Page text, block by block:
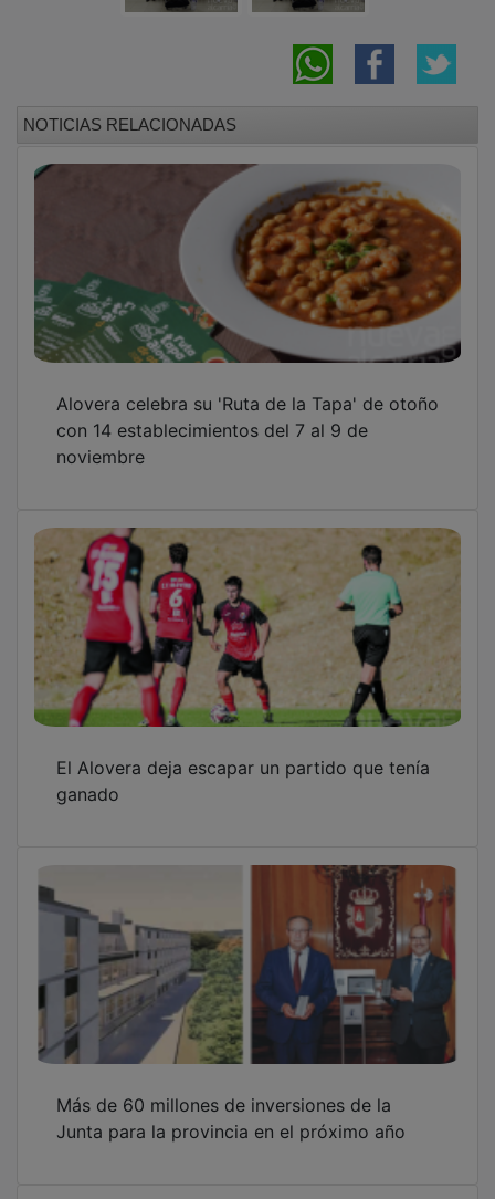
con 14 establecimientos del 7 al 9 de
noviembre
ganado
Junta para la provincia en el próximo año